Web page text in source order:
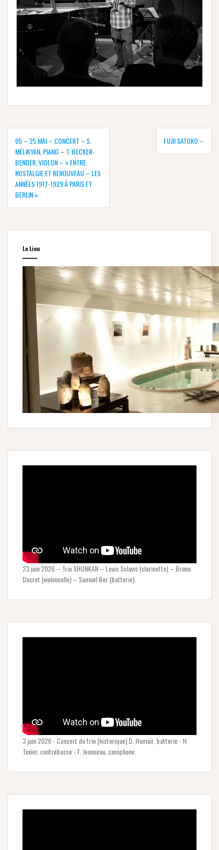
Navigation
l’article
05 – 25 MAI – CONCERT – S.
MÉLIKYAN, PIANO – T. BECKER-
BENDER, VIOLON – « ENTRE
NOSTALGIE ET RENOUVEAU – LES
ANNÉES 1917-1929 À PARIS ET
BERLIN »
FUJII SATOKO –
Le Lieu
23 juin 2026 – Trio SHUNKAN – Louis Sclavis (clarinette) – Bruno
Ducret (violoncelle) – Samuel Ber (batterie).
3 juin 2026 - Concert du trio (historique) D. Humair, batterie - H.
Texier, contrebasse - F. Jeanneau, saxophone.